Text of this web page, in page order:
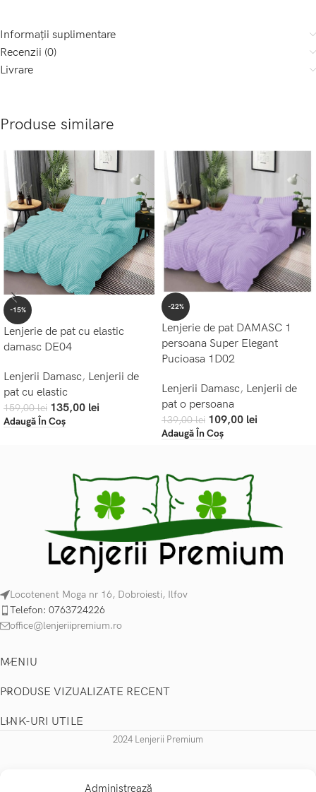
Administrează
Informații suplimentare
Recenzii (0)
Livrare
Produse similare
-15%
Lenjerie de pat cu elastic
damasc DE04
Lenjerii Damasc, Lenjerii de
pat cu elastic
159,00lei 135,00 lei
Adaugă În Coș
-22%
Lenjerie de pat DAMASC 1
persoana Super Elegant
Pucioasa 1D02
Lenjerii Damasc, Lenjerii de
pat o persoana
139,00lei 109,00 lei
Adaugă În Coș
Locotenent Moga nr 16, Dobroiesti, Ilfov
Telefon: 0763724226
office@lenjeriipremium.ro
MENIU
PRODUSE VIZUALIZATE RECENT
LINK-URI UTILE
2024 Lenjerii Premium